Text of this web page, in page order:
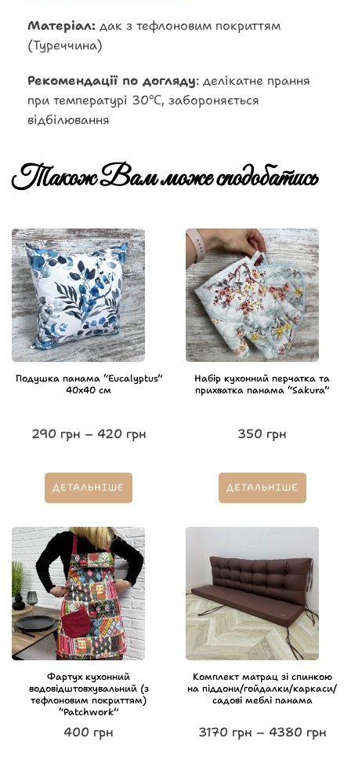
Матеріал: дак з тефлоновим покриттям
(Туреччина)
Рекомендації по догляду: делікатне прання
при температурі 30℃, забороняється
відбілювання
Також Вам може сподобатись
Подушка панама “Eucalyptus”
40х40 см
290 грн – 420 грн
ДЕТАЛЬНІШЕ
Набір кухонний перчатка та
прихватка панама “Sakura”
350 грн
ДЕТАЛЬНІШЕ
Фартух кухонний
водовідштовхувальний (з
тефлоновим покриттям)
“Patchwork”
400 грн
Комплект матрац зі спинкою
на піддони/гойдалки/каркаси/
садові меблі панама
3170 грн – 4380 грн